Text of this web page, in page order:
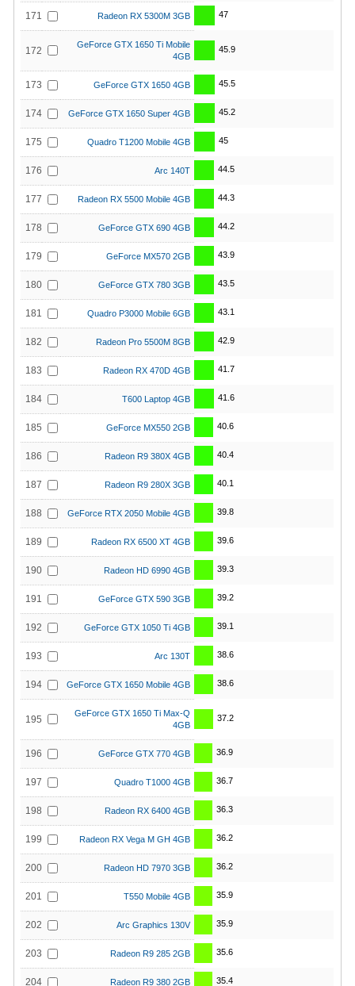
171 Radeon RX 5300M 3GB 47
172
GeForce GTX 1650 Ti Mobile
4GB
45.9
173 GeForce GTX 1650 4GB 45.5
174 GeForce GTX 1650 Super 4GB 45.2
175 Quadro T1200 Mobile 4GB 45
176 Arc 140T 44.5
177 Radeon RX 5500 Mobile 4GB 44.3
178 GeForce GTX 690 4GB 44.2
179 GeForce MX570 2GB 43.9
180 GeForce GTX 780 3GB 43.5
181 Quadro P3000 Mobile 6GB 43.1
182 Radeon Pro 5500M 8GB 42.9
183 Radeon RX 470D 4GB 41.7
184 T600 Laptop 4GB 41.6
185 GeForce MX550 2GB 40.6
186 Radeon R9 380X 4GB 40.4
187 Radeon R9 280X 3GB 40.1
188 GeForce RTX 2050 Mobile 4GB 39.8
189 Radeon RX 6500 XT 4GB 39.6
190 Radeon HD 6990 4GB 39.3
191 GeForce GTX 590 3GB 39.2
192 GeForce GTX 1050 Ti 4GB 39.1
193 Arc 130T 38.6
194 GeForce GTX 1650 Mobile 4GB 38.6
195
GeForce GTX 1650 Ti Max-Q
4GB
37.2
196 GeForce GTX 770 4GB 36.9
197 Quadro T1000 4GB 36.7
198 Radeon RX 6400 4GB 36.3
199 Radeon RX Vega M GH 4GB 36.2
200 Radeon HD 7970 3GB 36.2
201 T550 Mobile 4GB 35.9
202 Arc Graphics 130V 35.9
203 Radeon R9 285 2GB 35.6
204 Radeon R9 380 2GB 35.4